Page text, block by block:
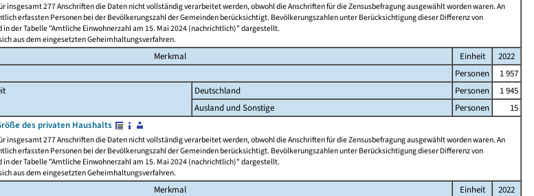
insgesamt 277 Anschriften die Daten nicht vollständig verarbeitet werden, obwohl die Anschriften für die Zensusbefragung ausgewählt worden waren. An
erfassten Personen bei der Bevölkerungszahl der Gemeinden berücksichtigt. Bevölkerungszahlen unter Berücksichtigung dieser Differenz von
in der Tabelle "Amtliche Einwohnerzahl am 15. Mai 2024 (nachrichtlich)" dargestellt.
aus dem eingesetzten Geheimhaltungsverfahren.
Merkmal Einheit
2022
Personen
1 957
Deutschland Personen
1 945
Ausland und Sonstige
Personen
15
des privaten Haushalts
insgesamt 277 Anschriften die Daten nicht vollständig verarbeitet werden, obwohl die Anschriften für die Zensusbefragung ausgewählt worden waren. An
erfassten Personen bei der Bevölkerungszahl der Gemeinden berücksichtigt. Bevölkerungszahlen unter Berücksichtigung dieser Differenz von
in der Tabelle "Amtliche Einwohnerzahl am 15. Mai 2024 (nachrichtlich)" dargestellt.
aus dem eingesetzten Geheimhaltungsverfahren.
Merkmal Einheit
2022